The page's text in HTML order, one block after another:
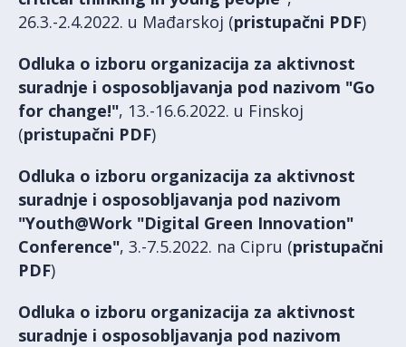
26.3.-2.4.2022. u Mađarskoj (pristupačni PDF)
Odluka o izboru organizacija za aktivnost
suradnje i osposobljavanja pod nazivom "Go
for change!", 13.-16.6.2022. u Finskoj
(pristupačni PDF)
Odluka o izboru organizacija za aktivnost
suradnje i osposobljavanja pod nazivom
"Youth@Work "Digital Green Innovation"
Conference", 3.-7.5.2022. na Cipru (pristupačni
PDF)
Odluka o izboru organizacija za aktivnost
suradnje i osposobljavanja pod nazivom